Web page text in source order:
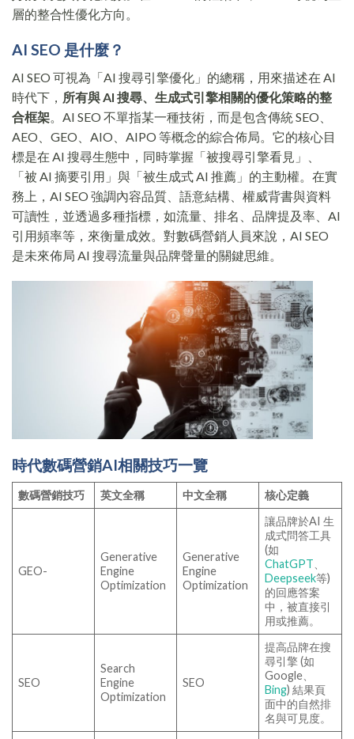
層的整合性優化方向。
AI SEO 是什麼？
AI SEO 可視為「AI 搜尋引擎優化」的總稱，用來描述在 AI
時代下，
所有與 AI 搜尋、生成式引擎相關的優化策略的整
合框架 。AI SEO 不單指某一種技術，而是包含傳統 SEO、
AEO、GEO、AIO、AIPO 等概念的綜合佈局。它的核心目
標是在 AI 搜尋生態中，同時掌握「被搜尋引擎看見」、
「被 AI 摘要引用」與「被生成式 AI 推薦」的主動權。在實
務上，AI SEO 強調內容品質、語意結構、權威背書與資料
可讀性，並透過多種指標，如流量、排名、品牌提及率、AI
引用頻率等，來衡量成效。對數碼營銷人員來說，AI SEO
是未來佈局 AI 搜尋流量與品牌聲量的關鍵思維。
時代數碼營銷AI相關技巧一覽
數碼營銷技巧 英文全稱 中文全稱 核心定義
GEO-
Generative
Engine
Optimization
Generative
Engine
Optimization
讓品牌於AI 生
成式問答工具
(如
ChatGPT
Deepseek等)
的回應答案
中，被直接引
用或推薦。
SEO
Search
Engine
Optimization
SEO
提高品牌在搜
尋引擎 (如
Google、
Bing) 結果頁
面中的自然排
名與可見度。